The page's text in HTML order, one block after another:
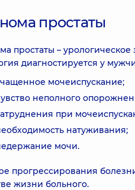
простаты
простаты –
диагностируется у
мочеиспускание;
неполного
при
натуживания;
мочи.
прогрессирования
жизни больного.